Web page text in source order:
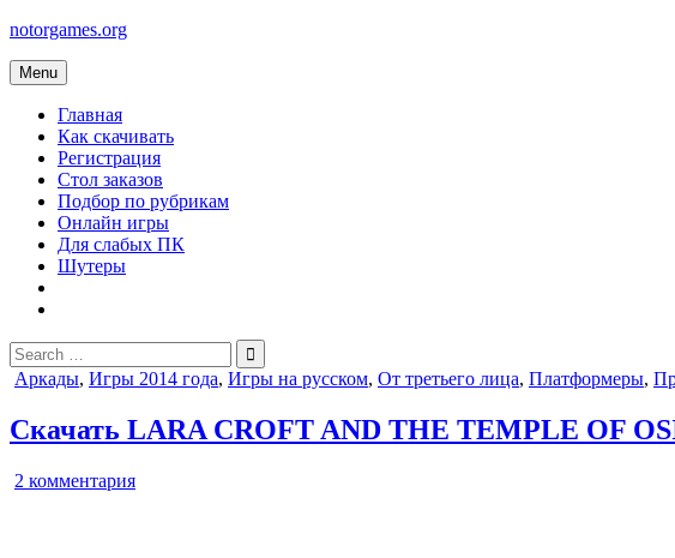
Skip
content
notorgames.org
Menu
Главная
Как скачивать
Регистрация
Стол заказов
Подбор по рубрикам
Онлайн игры
Для слабых ПК
Шутеры
Search
for:
Posted
Аркады, Игры 2014 года, Игры на русском, От третьего лица, Платформеры,
Скачать LARA CROFT AND THE TEMPLE OF
2 комментарияк